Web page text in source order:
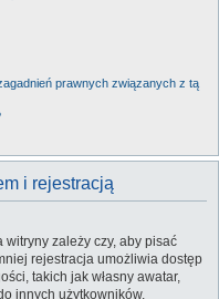
prawnych związanych z tą
i rejestracją
witryny zależy czy, aby pisać
rejestracja umożliwia dostęp
takich jak własny awatar,
innych użytkowników,